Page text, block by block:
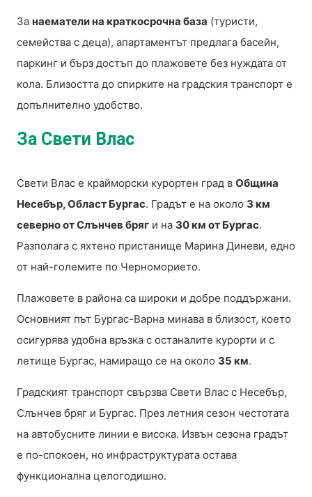
За наематели на краткосрочна база (туристи,
семейства с деца), апартаментът предлага басейн,
паркинг и бърз достъп до плажовете без нуждата от
кола. Близостта до спирките на градския транспорт е
допълнително удобство.
За Свети Влас
Свети Влас е крайморски курортен град в Община
Несебър, Област Бургас. Градът е на около 3 км
северно от Слънчев бряг и на 30 км от Бургас.
Разполага с яхтено пристанище Марина Диневи, едно
от най-големите по Черноморието.
Плажовете в района са широки и добре поддържани.
Основният път Бургас-Варна минава в близост, което
осигурява удобна връзка с останалите курорти и с
летище Бургас, намиращо се на около 35 км.
Градският транспорт свързва Свети Влас с Несебър,
Слънчев бряг и Бургас. През летния сезон честотата
на автобусните линии е висока. Извън сезона градът
е по-спокоен, но инфраструктурата остава
функционална целогодишно.